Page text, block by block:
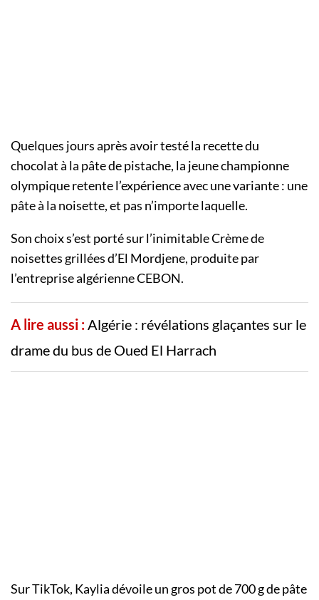
Quelques jours après avoir testé la recette du
chocolat à la pâte de pistache, la jeune championne
olympique retente l’expérience avec une variante : une
pâte à la noisette, et pas n’importe laquelle.
Son choix s’est porté sur l’inimitable Crème de
noisettes grillées d’El Mordjene, produite par
l’entreprise algérienne CEBON.
A lire aussi :Algérie : révélations glaçantes sur le
drame du bus de Oued El Harrach
Sur TikTok, Kaylia dévoile un gros pot de 700 g de pâte